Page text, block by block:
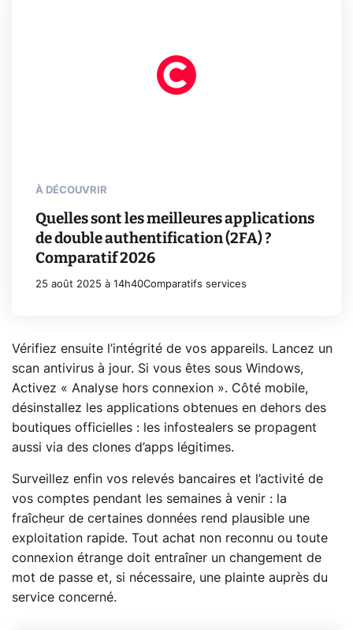
À DÉCOUVRIR
Quelles sont les meilleures applications
de double authentification (2FA) ?
Comparatif 2026
25 août 2025 à 14h40Comparatifs services
Vérifiez ensuite l’intégrité de vos appareils. Lancez un
scan antivirus à jour. Si vous êtes sous Windows,
Activez « Analyse hors connexion ». Côté mobile,
désinstallez les applications obtenues en dehors des
boutiques officielles : les infostealers se propagent
aussi via des clones d’apps légitimes.
Surveillez enfin vos relevés bancaires et l’activité de
vos comptes pendant les semaines à venir : la
fraîcheur de certaines données rend plausible une
exploitation rapide. Tout achat non reconnu ou toute
connexion étrange doit entraîner un changement de
mot de passe et, si nécessaire, une plainte auprès du
service concerné.